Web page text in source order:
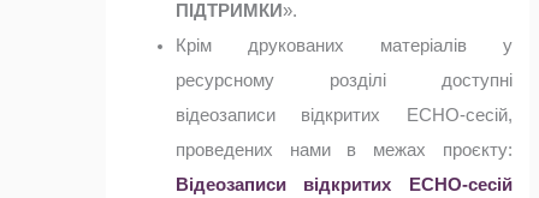
ПІДТРИМКИ».
Крім друкованих матеріалів у
ресурсному розділі доступні
відеозаписи відкритих ECHO-сесій,
проведених нами в межах проєкту:
Відеозаписи відкритих ECHO-сесій